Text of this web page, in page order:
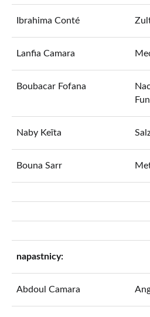
Ibrahima Conté
Lanfia Camara
Boubacar Fofana
Naby Keïta
Bouna Sarr
napastnicy:
Abdoul Camara